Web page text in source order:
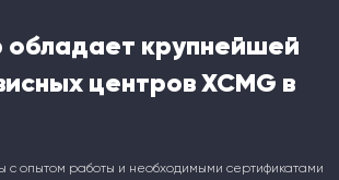
обладает крупнейшей
центров XCMG в
с опытом работы и необходимыми сертификатами